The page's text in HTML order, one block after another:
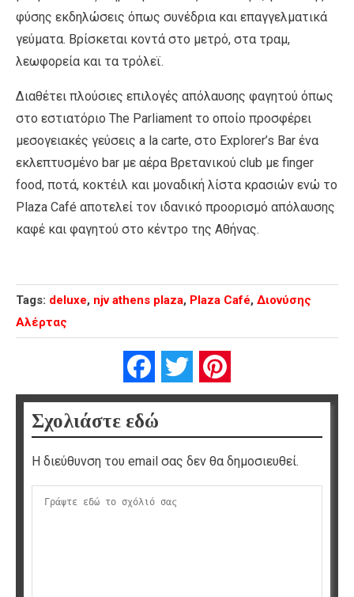
φύσης εκδηλώσεις όπως συνέδρια και επαγγελματικά
γεύματα. Βρίσκεται κοντά στο μετρό, στα τραμ,
λεωφορεία και τα τρόλεϊ.
Διαθέτει πλούσιες επιλογές απόλαυσης φαγητού όπως
στο εστιατόριο The Parliament το οποίο προσφέρει
μεσογειακές γεύσεις a la carte, στο Explorer’s Bar ένα
εκλεπτυσμένο bar με αέρα Βρετανικού club με finger
food, ποτά, κοκτέιλ και μοναδική λίστα κρασιών ενώ το
Plaza Café αποτελεί τον ιδανικό προορισμό απόλαυσης
καφέ και φαγητού στο κέντρο της Αθήνας.
Tags: deluxe, njv athens plaza, Plaza Café, Διονύσης
Αλέρτας
FacebookTwitter
Σχολιάστε εδώ
Η διεύθυνση του email σας δεν θα δημοσιευθεί.